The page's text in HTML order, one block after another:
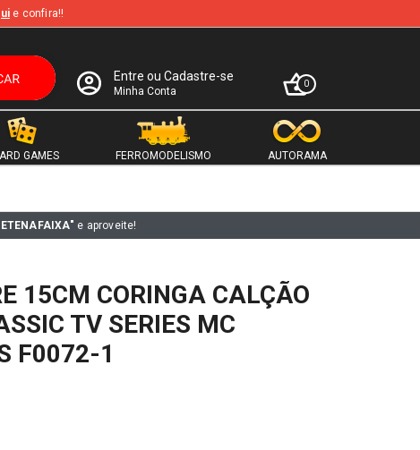
e confira!!
Entre ou Cadastre-se
Minha Conta
0
GAMES FERROMODELISMO AUTORAMA
e aproveite!
15CM CORINGA CALÇÃO
TV SERIES MC
F0072-1